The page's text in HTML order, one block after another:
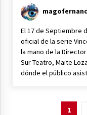
El 17 de Septiembre
oficial de la serie
la mano de la
Sur Teatro, Maite
dónde el público
Paginación
1